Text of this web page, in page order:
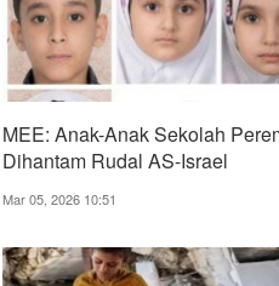
MEE: Anak-Anak Sekolah
Dihantam Rudal AS-Israel
Mar 05, 2026 10:51